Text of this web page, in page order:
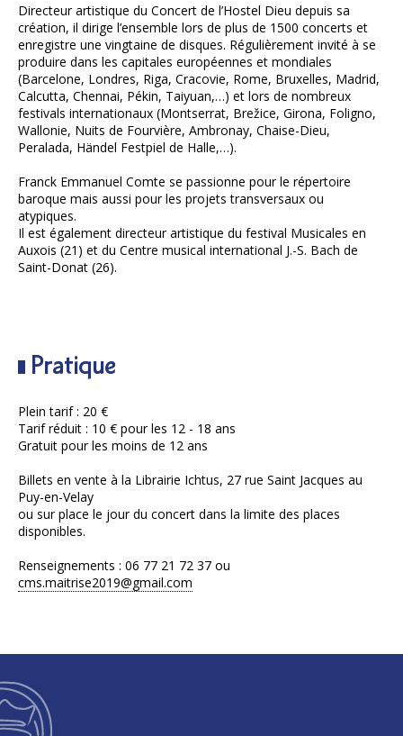
Directeur artistique du Concert de l’Hostel Dieu depuis sa
création, il dirige l’ensemble lors de plus de 1500 concerts et
enregistre une vingtaine de disques. Régulièrement invité à se
produire dans les capitales européennes et mondiales
(Barcelone, Londres, Riga, Cracovie, Rome, Bruxelles, Madrid,
Calcutta, Chennai, Pékin, Taiyuan,…) et lors de nombreux
festivals internationaux (Montserrat, Brežice, Girona, Foligno,
Wallonie, Nuits de Fourvière, Ambronay, Chaise-Dieu,
Peralada, Händel Festpiel de Halle,…).
Franck Emmanuel Comte se passionne pour le répertoire
baroque mais aussi pour les projets transversaux ou
atypiques.
Il est également directeur artistique du festival Musicales en
Auxois (21) et du Centre musical international J.-S. Bach de
Saint-Donat (26).
Pratique
Plein tarif : 20 €
Tarif réduit : 10 € pour les 12 - 18 ans
Gratuit pour les moins de 12 ans
Billets en vente à la Librairie Ichtus, 27 rue Saint Jacques au
Puy-en-Velay
ou sur place le jour du concert dans la limite des places
disponibles.
Renseignements : 06 77 21 72 37 ou
cms.maitrise2019@gmail.com